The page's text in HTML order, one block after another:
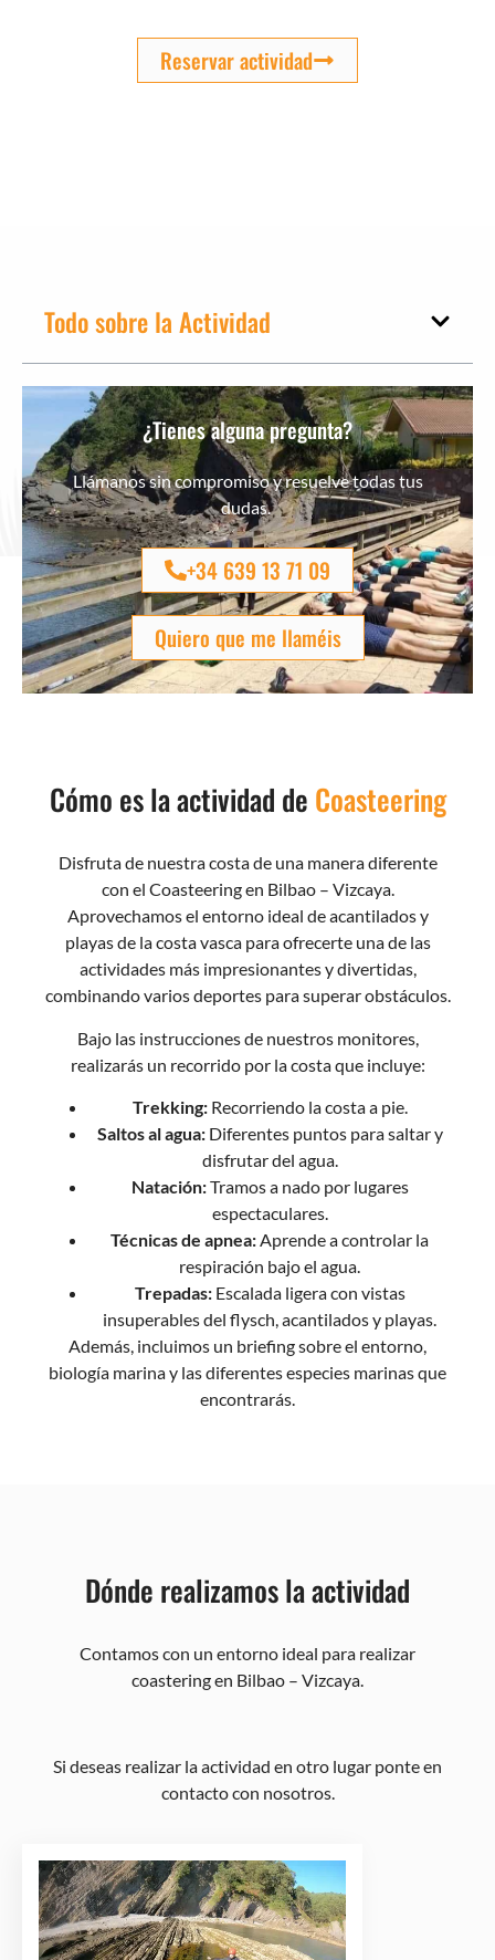
Reservar actividad
Todo sobre la Actividad
¿Tienes alguna pregunta?
Llámanos sin compromiso y resuelve todas tus
dudas.
+34 639 13 71 09
Quiero que me llaméis
Cómo es la actividad de Coasteering
Disfruta de nuestra costa de una manera diferente
con el Coasteering en Bilbao – Vizcaya.
Aprovechamos el entorno ideal de acantilados y
playas de la costa vasca para ofrecerte una de las
actividades más impresionantes y divertidas,
combinando varios deportes para superar obstáculos.
Bajo las instrucciones de nuestros monitores,
realizarás un recorrido por la costa que incluye:
Trekking:Recorriendo la costa a pie.
Saltos al agua:Diferentes puntos para saltar y
disfrutar del agua.
Natación:Tramos a nado por lugares
espectaculares.
Técnicas de apnea:Aprende a controlar la
respiración bajo el agua.
Trepadas:Escalada ligera con vistas
insuperables del flysch, acantilados y playas.
Además, incluimos un briefing sobre el entorno,
biología marina y las diferentes especies marinas que
encontrarás.
Dónde realizamos la actividad
Contamos con un entorno ideal para realizar
coastering en Bilbao – Vizcaya.
Si deseas realizar la actividad en otro lugar ponte en
contacto con nosotros.